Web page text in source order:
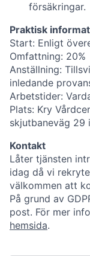
försäkringar.
Praktisk
Start: Enligt
Omfattning: 20%
Anställning:
inledande
Arbetstider:
Plats: Kry
skjutbaneväg 29
Kontakt
Låter tjänsten
idag då vi
välkommen att
På grund av
post. För mer
hemsida.